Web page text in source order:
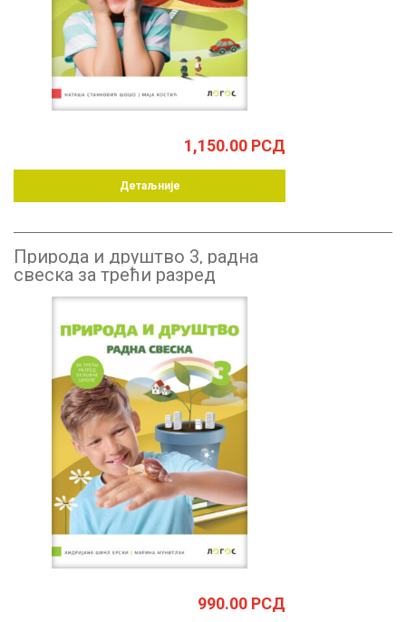
1,150.00 РСД
Детаљније
Природа и друштво 3, радна
свеска за трећи разред
990.00 РСД